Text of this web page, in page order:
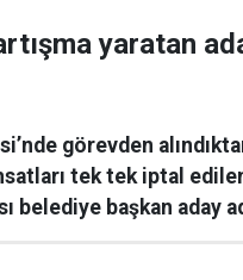
yaratan
görevden
tek tek iptal
belediye başkan aday